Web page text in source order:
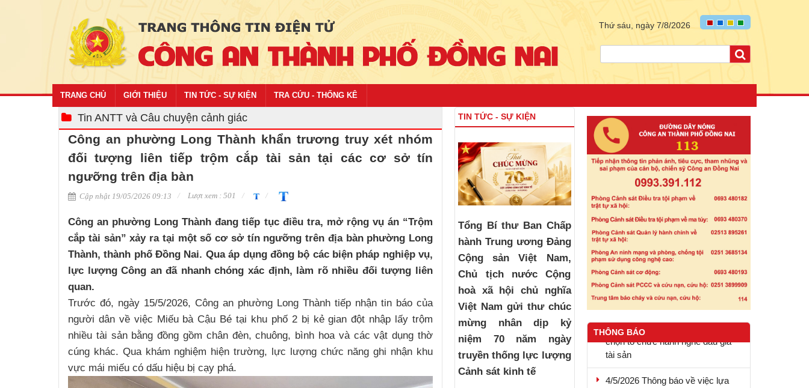
Thứ sáu, ngày 7/8/2026
TRANG CHỦ GIỚI THIỆU TIN TỨC - SỰ KIỆN TRA CỨU - THỐNG KÊ
Tin ANTT và Câu chuyện cảnh giác
Công an phường Long Thành khẩn trương truy xét nhóm
đối tượng liên tiếp trộm cắp tài sản tại các cơ sở tín
ngưỡng trên địa bàn
Cập nhật 19/05/2026 09:13 Lượt xem : 501
Công an phường Long Thành đang tiếp tục điều tra, mở rộng vụ án “Trộm
cắp tài sản” xảy ra tại một số cơ sở tín ngưỡng trên địa bàn phường Long
Thành, thành phố Đồng Nai. Qua áp dụng đồng bộ các biện pháp nghiệp vụ,
lực lượng Công an đã nhanh chóng xác định, làm rõ nhiều đối tượng liên
quan.
Trước đó, ngày 15/5/2026, Công an phường Long Thành tiếp nhận tin báo của
người dân về việc Miếu bà Cậu Bé tại khu phố 2 bị kẻ gian đột nhập lấy trộm
nhiều tài sản bằng đồng gồm chân đèn, chuông, bình hoa và các vật dụng thờ
cúng khác. Qua khám nghiệm hiện trường, lực lượng chức năng ghi nhận khu
vực mái miếu có dấu hiệu bị cạy phá.
TIN TỨC - SỰ KIỆN
Tổng Bí thư Ban Chấp
hành Trung ương Đảng
Cộng sản Việt Nam,
Chủ tịch nước Cộng
hoà xã hội chủ nghĩa
Việt Nam gửi thư chúc
mừng nhân dịp kỷ
niệm 70 năm ngày
truyền thống lực lượng
Cảnh sát kinh tế
THÔNG BÁO
chọn tổ chức hành nghề đấu giá
tài sản
4/5/2026 Thông báo về việc lựa
chọn tổ chức hành nghề đấu giá